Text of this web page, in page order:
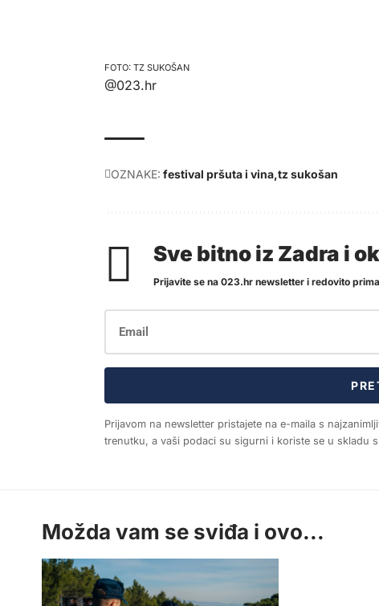
TZ SUKOŠAN
@023.hr
OZNAKE: festival pršuta i vina tz sukošan
Sve bitno iz Zadra i
Prijavite se na 023.hr newsletter i redovito
Prijavom na newsletter pristajete na e-maila s
trenutku, a vaši podaci su sigurni i koriste se u skladu s
Možda vam se sviđa i ovo...